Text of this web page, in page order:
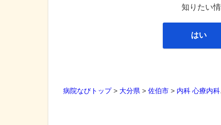
知りたい
はい
病院なびトップ> 大分県 > 佐伯市 > 内科 心療内科